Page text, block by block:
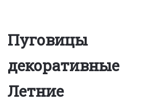
Пуговицы
декоративные
Летние